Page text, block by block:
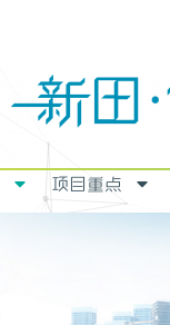
项目重点